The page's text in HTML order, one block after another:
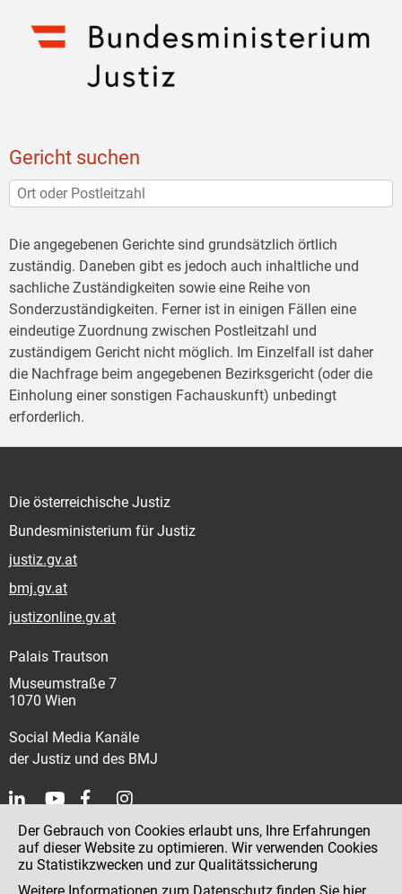
Gericht suchen
Die angegebenen Gerichte sind grundsätzlich örtlich
zuständig. Daneben gibt es jedoch auch inhaltliche und
sachliche Zuständigkeiten sowie eine Reihe von
Sonderzuständigkeiten. Ferner ist in einigen Fällen eine
eindeutige Zuordnung zwischen Postleitzahl und
zuständigem Gericht nicht möglich. Im Einzelfall ist daher
die Nachfrage beim angegebenen Bezirksgericht (oder die
Einholung einer sonstigen Fachauskunft) unbedingt
erforderlich.
Die österreichische Justiz
Bundesministerium für Justiz
justiz.gv.at
bmj.gv.at
justizonline.gv.at
Palais Trautson
Museumstraße 7
1070 Wien
Social Media Kanäle
der Justiz und des BMJ
Kontakt
Impressum
Der Gebrauch von Cookies erlaubt uns, Ihre Erfahrungen
auf dieser Website zu optimieren. Wir verwenden Cookies
zu Statistikzwecken und zur Qualitätssicherung